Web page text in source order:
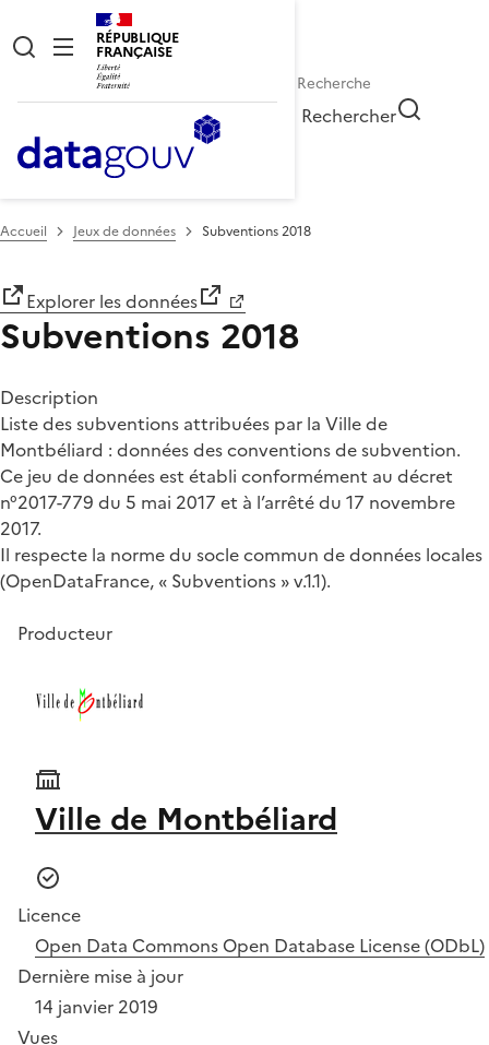
RÉPUBLIQUE
FRANÇAISE
Rechercher
Accueil Jeux de données Subventions 2018
Explorer les données
Subventions 2018
Description
Liste des subventions attribuées par la Ville de
Montbéliard : données des conventions de subvention.
Ce jeu de données est établi conformément au décret
n°2017-779 du 5 mai 2017 et à l’arrêté du 17 novembre
2017.
Il respecte la norme du socle commun de données locales
(OpenDataFrance, « Subventions » v.1.1).
Producteur
Ville de Montbéliard
Licence
Open Data Commons Open Database License (ODbL)
Dernière mise à jour
14 janvier 2019
Vues